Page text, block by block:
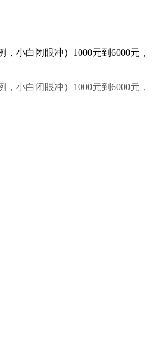
小白闭眼冲）1000元到6000元，
小白闭眼冲）1000元到6000元，